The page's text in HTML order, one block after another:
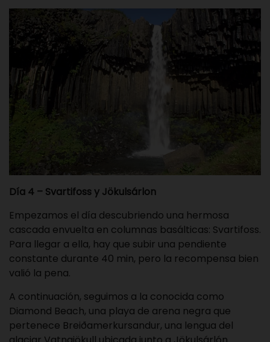
Día 4 – Svartifoss y Jökulsárlon
Empezamos el día descubriendo una hermosa
cascada envuelta en columnas basálticas: Svartifoss.
Para llegar a ella, hay que subir una pendiente
constante durante 40 min, pero la recompensa bien
valió la pena.
A continuación, seguimos a la conocida como
Diamond Beach, una playa de arena negra que
pertenece Breiðamerkursandur, una lengua del